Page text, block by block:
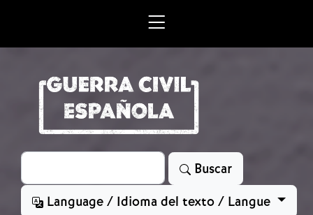
Search
Buscar
Language / Idioma del texto / Langue